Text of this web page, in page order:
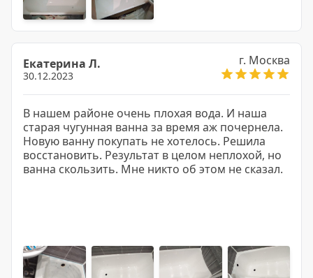
Екатерина Л.
30.12.2023
г. Москва
В нашем районе очень плохая вода. И наша
старая чугунная ванна за время аж почернела.
Новую ванну покупать не хотелось. Решила
восстановить. Результат в целом неплохой, но
ванна скользить. Мне никто об этом не сказал.